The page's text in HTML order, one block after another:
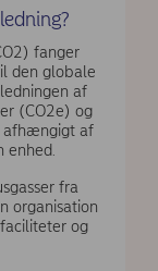
fanger
den globale
af
(CO2e) og
afhængigt af
enhed.
fra
organisation
og